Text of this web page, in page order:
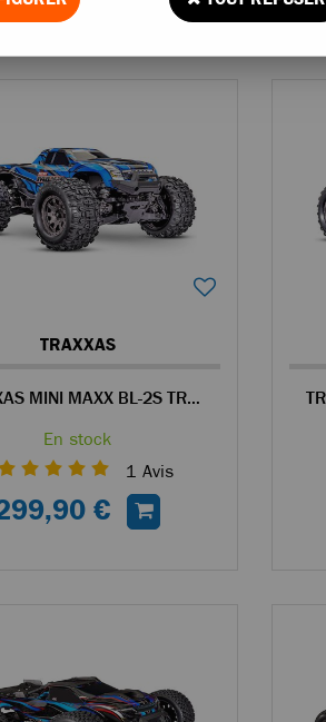
TRAXXAS
TRAXXAS MINI MAXX BL-2S TRUCK RC 4WD 1/14 BRUSHLESS BLEU - 107154-1
En stock
1 Avis
€